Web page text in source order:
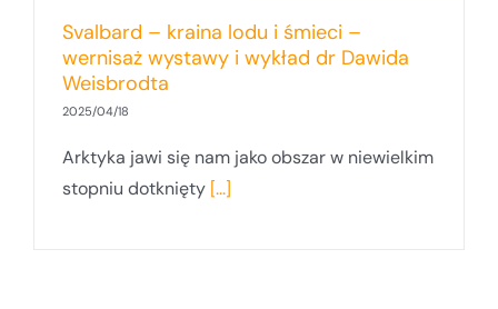
Svalbard – kraina lodu i śmieci –
wernisaż wystawy i wykład dr Dawida
Weisbrodta
2025/04/18
Arktyka jawi się nam jako obszar w niewielkim
stopniu dotknięty [...]